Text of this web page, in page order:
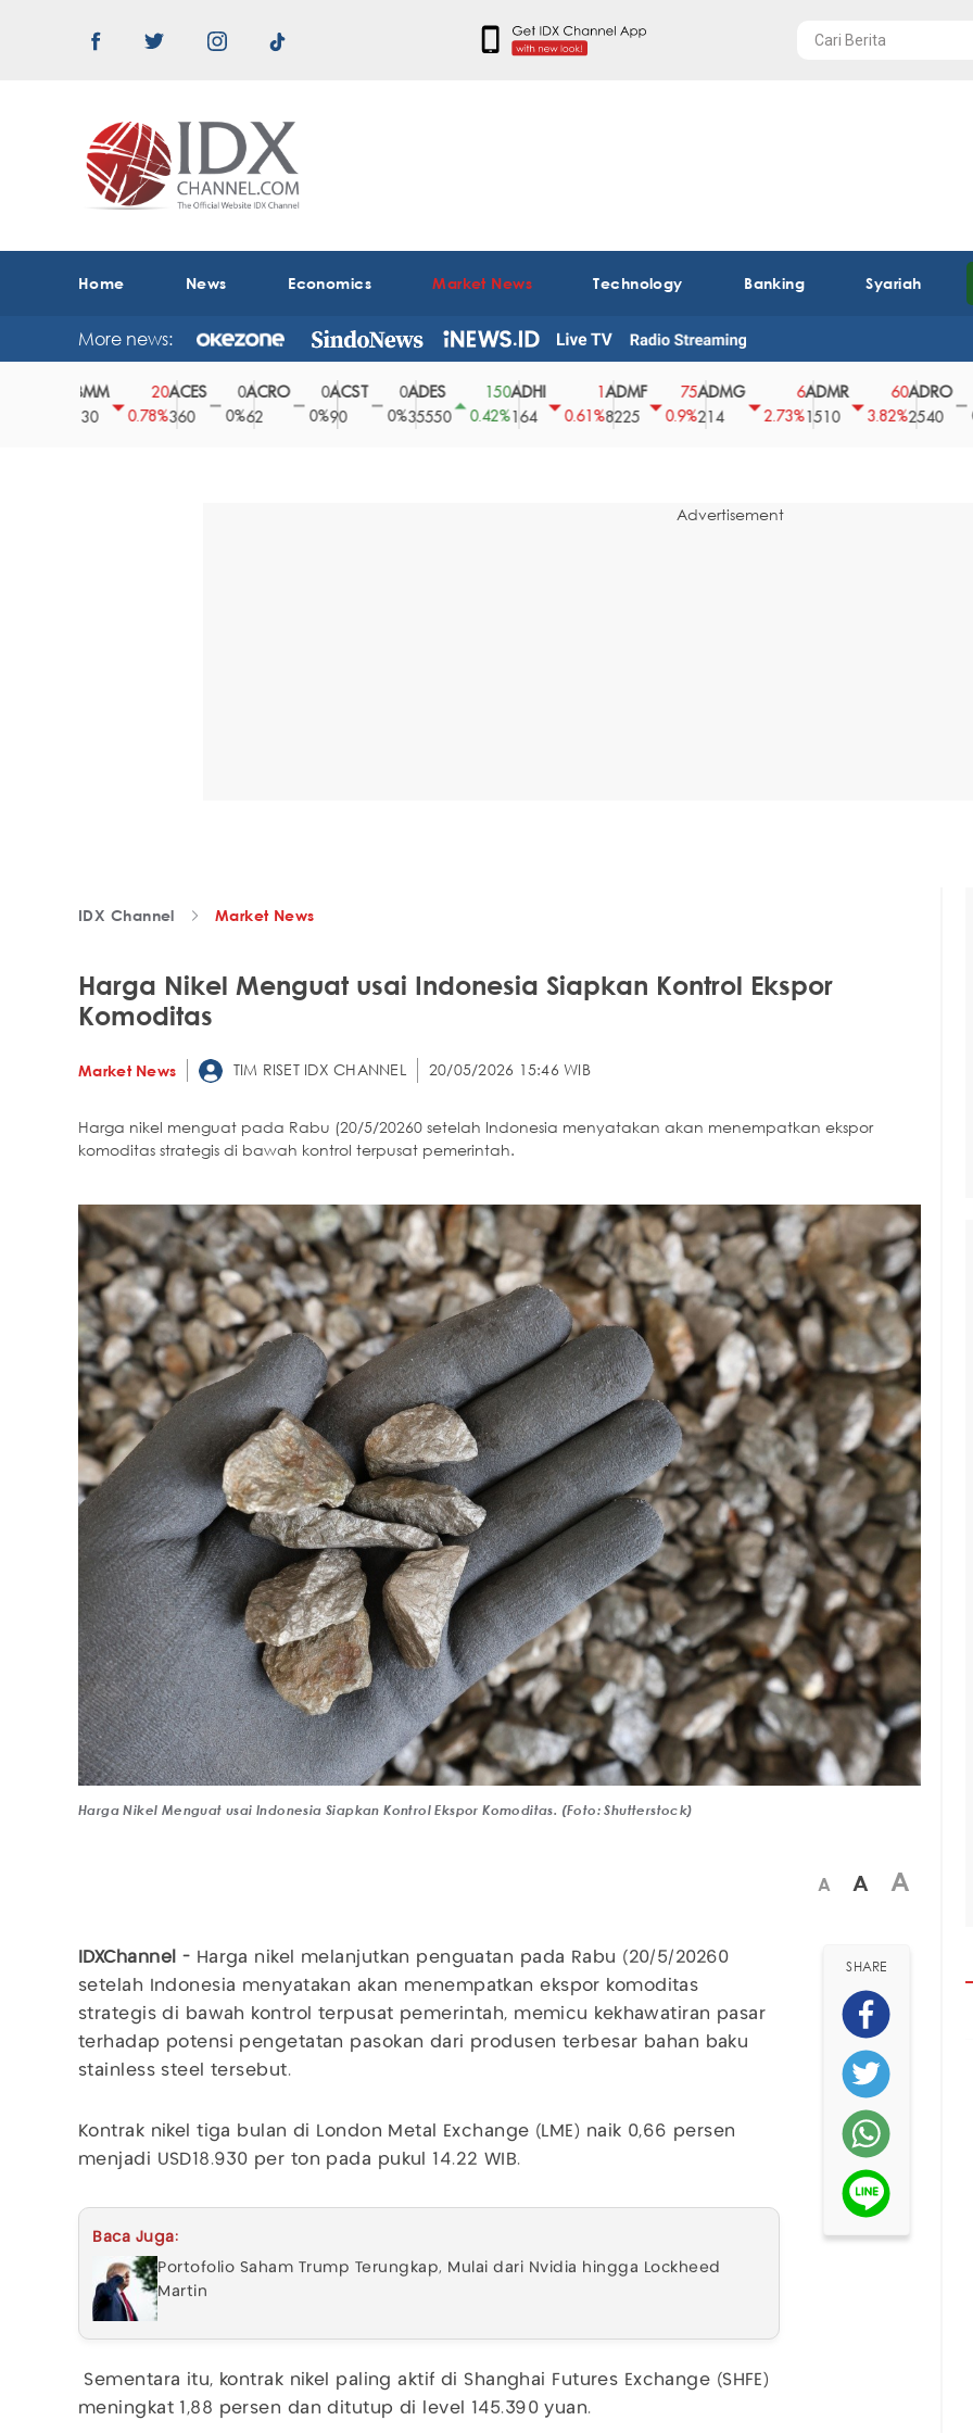
Home News Economics Market News Technology Banking Syariah
More news:
20
0.78%
ACES
360
0
0%
ACRO
0ACST
0
0%
ADES
35550
150
0.42%
ADHI
164
0.61%
ADMF
8225
75
0.9%
ADMG
214
2.73%
ADMR
1510
60
3.82%
ADRO
2540
0
0%
Advertisement
IDX Channel Market News
Harga Nikel Menguat usai Indonesia Siapkan Kontrol Ekspor
Komoditas
Market News TIM RISET IDX CHANNEL 20/05/2026 15:46 WIB
Harga nikel menguat pada Rabu (20/5/20260 setelah Indonesia menyatakan akan menempatkan ekspor
komoditas strategis di bawah kontrol terpusat pemerintah.
Harga Nikel Menguat usai Indonesia Siapkan Kontrol Ekspor Komoditas. (Foto: Shutterstock)
A A A
IDXChannel - Harga nikel melanjutkan penguatan pada Rabu (20/5/20260
setelah Indonesia menyatakan akan menempatkan ekspor komoditas
strategis di bawah kontrol terpusat pemerintah, memicu kekhawatiran pasar
terhadap potensi pengetatan pasokan dari produsen terbesar bahan baku
stainless steel tersebut.
Kontrak nikel tiga bulan di London Metal Exchange (LME) naik 0,66 persen
menjadi USD18.930 per ton pada pukul 14.22 WIB.
Baca Juga:
Portofolio Saham Trump Terungkap, Mulai dari Nvidia hingga Lockheed
Martin
Sementara itu, kontrak nikel paling aktif di Shanghai Futures Exchange (SHFE)
meningkat 1,88 persen dan ditutup di level 145.390 yuan.
SHARE